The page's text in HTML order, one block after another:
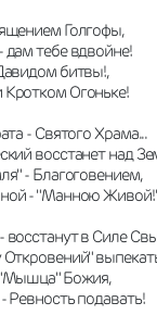
Голгофы,
тебе вдвойне!
битвы!,
Огоньке!
- Святого Храма...
восстанет над
- Благоговением,
- "Манною
в Силе
"Мышца" Божия,
Ревность подавать!